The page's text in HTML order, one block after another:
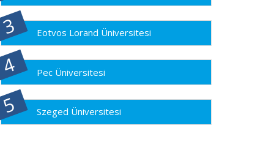
Eotvos Lorand Üniversitesi
Pec Üniversitesi
Szeged Üniversitesi